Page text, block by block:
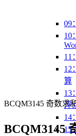
09
10
11
12
算
13
浮
14
15
BCQM3145 奇数求
BCQM3145